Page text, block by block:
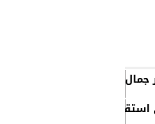
السلال
الفلبين